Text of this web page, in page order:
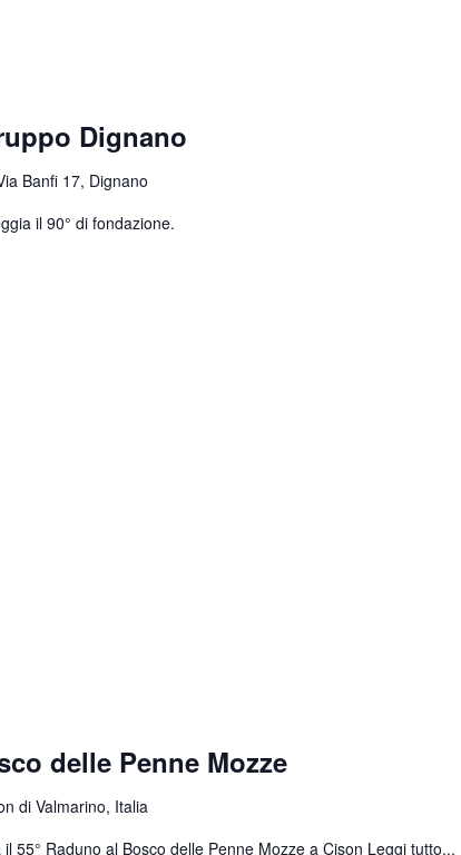
Dignano
Banfi 17, Dignano
il 90° di fondazione.
delle Penne Mozze
di Valmarino, Italia
55° Raduno al Bosco delle Penne Mozze a Cison Leggi tutto...